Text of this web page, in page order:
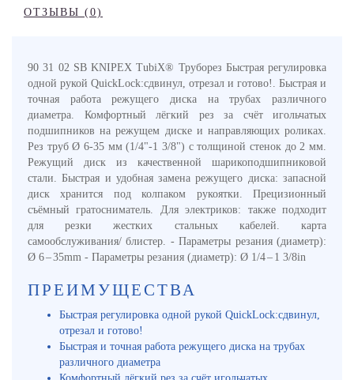
ОТЗЫВЫ (0)
90 31 02 SB KNIPEX TubiX® Труборез Быстрая регулировка
одной рукой QuickLock:сдвинул, отрезал и готово!. Быстрая и
точная работа режущего диска на трубах различного
диаметра. Комфортный лёгкий рез за счёт игольчатых
подшипников на режущем диске и направляющих роликах.
Рез труб Ø 6-35 мм (1/4"-1 3/8") с толщиной стенок до 2 мм.
Режущий диск из качественной шарикоподшипниковой
стали. Быстрая и удобная замена режущего диска: запасной
диск хранится под колпаком рукоятки. Прецизионный
съёмный гратосниматель. Для электриков: также подходит
для резки жестких стальных кабелей. карта
самообслуживания/ блистер. - Параметры резания (диаметр):
Ø 6 – 35mm - Параметры резания (диаметр): Ø 1/4 – 1 3/8in
ПРЕИМУЩЕСТВА
Быстрая регулировка одной рукой QuickLock:сдвинул,
отрезал и готово!
Быстрая и точная работа режущего диска на трубах
различного диаметра